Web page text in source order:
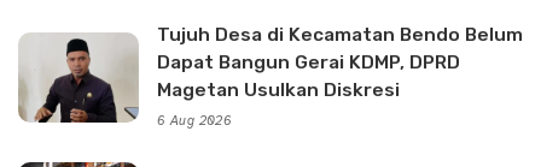
Tujuh Desa di Kecamatan Bendo Belum
Dapat Bangun Gerai KDMP, DPRD
Magetan Usulkan Diskresi
6 Aug 2026